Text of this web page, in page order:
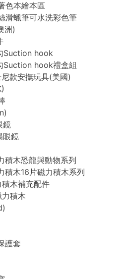
色本繪本區
滑蠟筆可水洗彩色筆
洲)
Suction hook
Suction hook禮盒組
款安撫玩具(美國)
鏡
眼鏡
積木恐龍與動物系列
積木16片磁力積木系列
木補充配件
積木
護套